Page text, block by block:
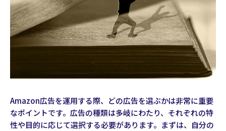
Amazon広告を運用する際、どの広告を選ぶかは非常に重要
なポイントです。広告の種類は多岐にわたり、それぞれの特
性や目的に応じて選択する必要があります。まずは、自分の